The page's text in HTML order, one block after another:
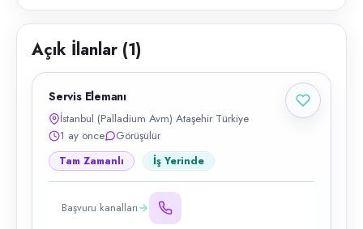
Açık İlanlar (1)
Servis Elemanı
İstanbul (Palladium Avm) Ataşehir Türkiye
1 ay önce
Görüşülür
Tam Zamanlı İş Yerinde
Başvuru kanalları